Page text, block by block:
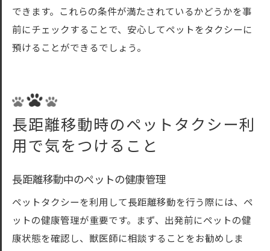
できます。これらの条件が満たされているかどうかを事
前にチェックすることで、安心してペットをタクシーに
預けることができるでしょう。
長距離移動時のペットタクシー利
用で気をつけること
長距離移動中のペットの健康管理
ペットタクシーを利用して長距離移動を行う際には、ペ
ットの健康管理が重要です。まず、出発前にペットの健
康状態を確認し、獣医師に相談することをお勧めしま